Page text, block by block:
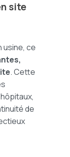
site
usine, ce
. Cette
de